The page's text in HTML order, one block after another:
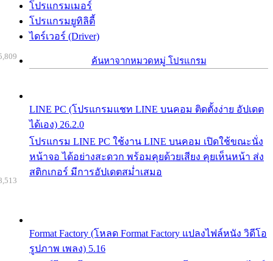
โปรแกรมเมอร์
โปรแกรมยูทิลิตี้
ไดร์เวอร์ (Driver)
ค้นหาจากหมวดหมู่ โปรแกรม
LINE PC (โปรแกรมแชท LINE บนคอม ติดตั้งง่าย อัปเดต
ได้เอง) 26.2.0
โปรแกรม LINE PC ใช้งาน LINE บนคอม เปิดใช้ขณะนั่ง
หน้าจอ ได้อย่างสะดวก พร้อมคุยด้วยเสียง คุยเห็นหน้า ส่ง
สติกเกอร์ มีการอัปเดตสม่ำเสมอ
Format Factory (โหลด Format Factory แปลงไฟล์หนัง วิดีโอ
รูปภาพ เพลง) 5.16